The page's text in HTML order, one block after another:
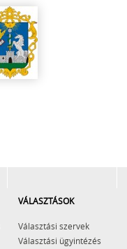
VÁLASZTÁSOK
Választási szervek
Választási ügyintézés